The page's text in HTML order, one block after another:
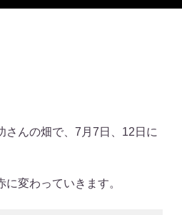
さんの畑で、7月7日、12日に
変わっていきます。